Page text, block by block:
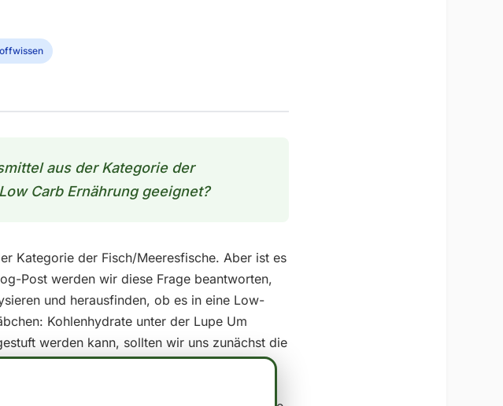
aus der Kategorie der
Carb Ernährung geeignet?
Kategorie der Fisch/Meeresfische. Aber ist es
Post werden wir diese Frage beantworten,
und herausfinden, ob es in eine Low-
Kohlenhydrate unter der Lupe Um
werden kann, sollten wir uns zunächst die
- Fett: 11.7 - Kohlenhydrate: 15.3 - Protein:
wenn es einen geringen Anteil an